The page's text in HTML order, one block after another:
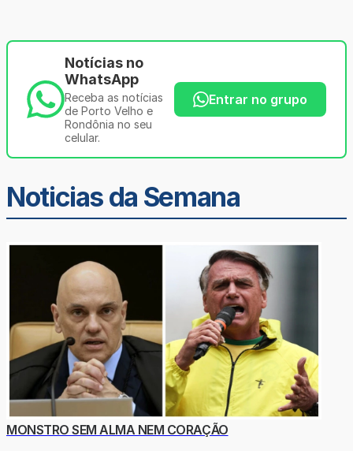
Notícias no
WhatsApp
Receba as notícias
de Porto Velho e
Rondônia no seu
celular.
Entrar no grupo
Noticias da Semana
MONSTRO SEM ALMA NEM CORAÇÃO